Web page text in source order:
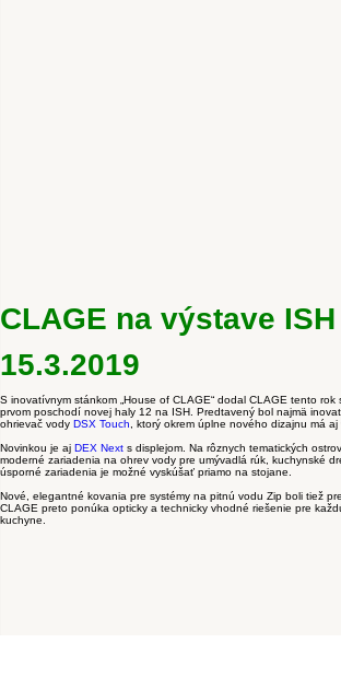
CLAGE na výstave ISH
15.3.2019
S inovatívnym stánkom „House of CLAGE“ dodal CLAGE tento
prvom poschodí novej haly 12 na ISH. Predtavený bol najmä
ohrievač vody DSX Touch , ktorý okrem úplne nového dizajnu má aj
Novinkou je aj DEX Next s displejom. Na rôznych tematických
moderné zariadenia na ohrev vody pre umývadlá rúk, kuchynské
úsporné zariadenia je možné vyskúšať priamo na stojane.
Nové, elegantné kovania pre systémy na pitnú vodu Zip boli tiež
CLAGE preto ponúka opticky a technicky vhodné riešenie pre
kuchyne.